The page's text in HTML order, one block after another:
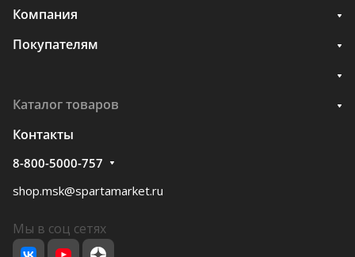
Компания
Покупателям
Каталог товаров
Контакты
8-800-5000-757
shop.msk@spartamarket.ru
Мы в соц сетях